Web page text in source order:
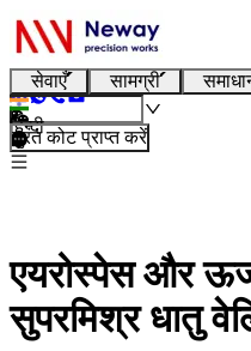
सेवाएँ सामग्री
हिन्दी
तुरंत कोट प्राप्त करें
एयरोस्पेस और
सुपरमिश्र धातु